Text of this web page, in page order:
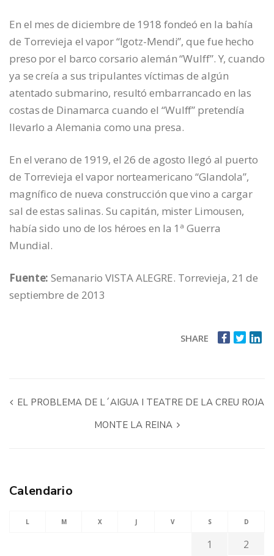
En el mes de diciembre de 1918 fondeó en la bahía
de Torrevieja el vapor “Igotz-Mendi”, que fue hecho
preso por el barco corsario alemán “Wulff”. Y, cuando
ya se creía a sus tripulantes víctimas de algún
atentado submarino, resultó embarrancado en las
costas de Dinamarca cuando el “Wulff” pretendía
llevarlo a Alemania como una presa.
En el verano de 1919, el 26 de agosto llegó al puerto
de Torrevieja el vapor norteamericano “Glandola”,
magnífico de nueva construcción que vino a cargar
sal de estas salinas. Su capitán, mister Limousen,
había sido uno de los héroes en la 1ª Guerra
Mundial.
Fuente: Semanario VISTA ALEGRE. Torrevieja, 21 de
septiembre de 2013
SHARE
EL PROBLEMA DE L´AIGUA I TEATRE DE LA CREU ROJA
MONTE LA REINA
Calendario
L M X J V S D
1
2